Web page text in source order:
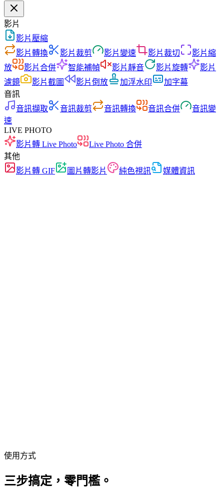
影片
影片壓縮
影片轉換
影片裁剪 影片變速 影片裁切
影片縮
放
影片合併 智能補幀 影片靜音 影片旋轉
影片
濾鏡
影片截圖 影片倒放 加浮水印
加字幕
音訊
音訊擷取
音訊裁剪 音訊轉換 音訊合併
音訊變
速
LIVE PHOTO
影片轉 Live Photo
Live Photo 合併
其他
影片轉 GIF
圖片轉影片 純色視訊 媒體資訊
使用方式
三步搞定，零門檻。